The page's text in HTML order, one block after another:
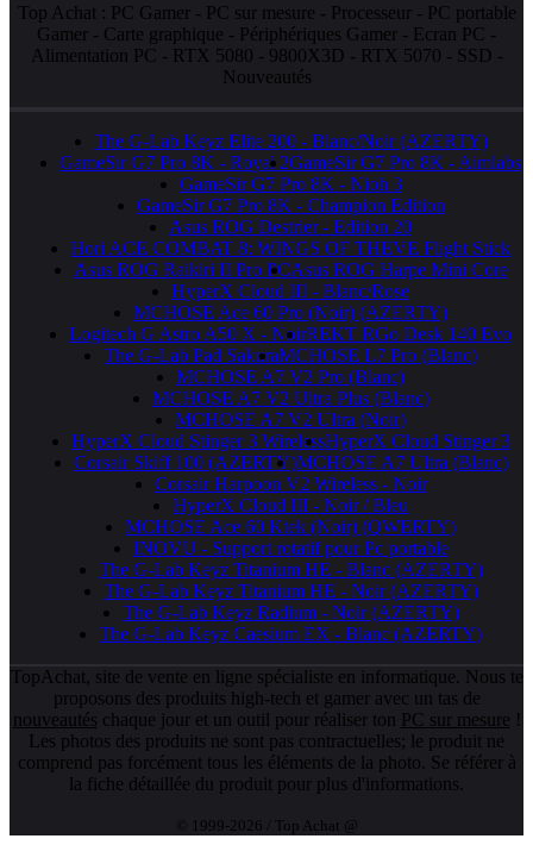
Top Achat : PC Gamer- PC sur mesure - Processeur- PC portable
Gamer - Carte graphique - Périphériques Gamer - Ecran PC -
Alimentation PC - RTX 5080 - 9800X3D - RTX 5070 - SSD -
Nouveautés
The G-Lab Keyz Elite 200 - Blanc/Noir (AZERTY)
GameSir G7 Pro 8K - Royal 2GameSir G7 Pro 8K - Aimlabs
GameSir G7 Pro 8K - Nioh 3
GameSir G7 Pro 8K - Champion Edition
Asus ROG Destrier - Edition 20
Hori ACE COMBAT 8: WINGS OF THEVE Flight Stick
Asus ROG Raikiri II Pro PCAsus ROG Harpe Mini Core
HyperX Cloud III - Blanc/Rose
MCHOSE Ace 60 Pro (Noir) (AZERTY)
Logitech G Astro A50 X - NoirREKT RGo Desk 140 Evo
The G-Lab Pad SakuraMCHOSE L7 Pro (Blanc)
MCHOSE A7 V2 Pro (Blanc)
MCHOSE A7 V2 Ultra Plus (Blanc)
MCHOSE A7 V2 Ultra (Noir)
HyperX Cloud Stinger 3 WirelessHyperX Cloud Stinger 3
Corsair Skiff 100 (AZERTY)MCHOSE A7 Ultra (Blanc)
Corsair Harpoon V2 Wireless - Noir
HyperX Cloud III - Noir / Bleu
MCHOSE Ace 60 Ktek (Noir) (QWERTY)
INOVU - Support rotatif pour Pc portable
The G-Lab Keyz Titanium HE - Blanc (AZERTY)
The G-Lab Keyz Titanium HE - Noir (AZERTY)
The G-Lab Keyz Radium - Noir (AZERTY)
The G-Lab Keyz Caesium EX - Blanc (AZERTY)
TopAchat, site de vente en ligne spécialiste en informatique. Nous te
proposons des produits high-tech et gamer avec un tas de
nouveautés chaque jour et un outil pour réaliser ton PC sur mesure !
Les photos des produits ne sont pas contractuelles; le produit ne
comprend pas forcément tous les éléments de la photo. Se référer à
la fiche détaillée du produit pour plus d'informations.
© 1999-2026 / Top Achat @